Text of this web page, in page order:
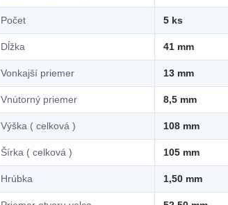
Počet 5 ks
Dĺžka 41 mm
Vonkajší priemer 13 mm
Vnútorný priemer 8,5 mm
Výška ( celková ) 108 mm
Šírka ( celková ) 105 mm
Hrúbka 1,50 mm